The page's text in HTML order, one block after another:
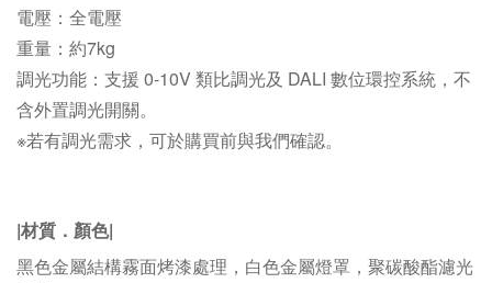
電壓：全電壓
重量：約7kg
調光功能：支援 0-10V 類比調光及 DALI 數位環控系統，不
含外置調光開關。
※若有調光需求，可於購買前與我們確認。
|材質 ． 顏色|
黑色金屬結構霧面烤漆處理，白色金屬燈罩，聚碳酸酯濾光